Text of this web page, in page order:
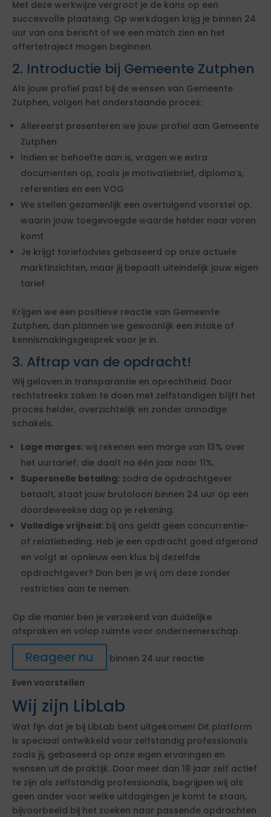
Met deze werkwijze vergroot je de kans op een
succesvolle plaatsing. Op werkdagen krijg je binnen 24
uur van ons bericht of we een match zien en het
offertetraject mogen beginnen.
2. Introductie bij Gemeente Zutphen
Als jouw profiel past bij de wensen van Gemeente
Zutphen, volgen het onderstaande proces:
Allereerst presenteren we jouw profiel aan Gemeente
Zutphen
Indien er behoefte aan is, vragen we extra
documenten op, zoals je motivatiebrief, diploma’s,
referenties en een VOG
We stellen gezamenlijk een overtuigend voorstel op,
waarin jouw toegevoegde waarde helder naar voren
komt
Je krijgt tariefadvies gebaseerd op onze actuele
marktinzichten, maar jij bepaalt uiteindelijk jouw eigen
tarief
Krijgen we een positieve reactie van Gemeente
Zutphen, dan plannen we gewoonlijk een intake of
kennismakingsgesprek voor je in.
3. Aftrap van de opdracht!
Wij geloven in transparantie en oprechtheid. Door
rechtstreeks zaken te doen met zelfstandigen blijft het
proces helder, overzichtelijk en zonder onnodige
schakels.
Lage marges: wij rekenen een marge van 13% over
het uurtarief; die daalt na één jaar naar 11%.
Supersnelle betaling: zodra de opdrachtgever
betaalt, staat jouw brutoloon binnen 24 uur op een
doordeweekse dag op je rekening.
Volledige vrijheid: bij ons geldt geen concurrentie-
of relatiebeding. Heb je een opdracht goed afgerond
en volgt er opnieuw een klus bij dezelfde
opdrachtgever? Dan ben je vrij om deze zonder
restricties aan te nemen.
Op die manier ben je verzekerd van duidelijke
afspraken en volop ruimte voor ondernemerschap.
Reageer nu
binnen 24 uur reactie
Even voorstellen
Wij zijn LibLab
Wat fijn dat je bij LibLab bent uitgekomen! Dit platform
is speciaal ontwikkeld voor zelfstandig professionals
zoals jij, gebaseerd op onze eigen ervaringen en
wensen uit de praktijk. Door meer dan 18 jaar zelf actief
te zijn als zelfstandig professionals, begrijpen wij als
geen ander voor welke uitdagingen je komt te staan,
bijvoorbeeld bij het zoeken naar passende opdrachten